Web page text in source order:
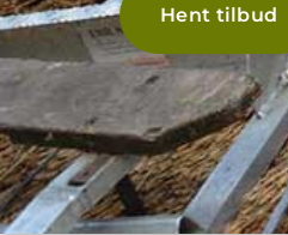
Hent tilbud